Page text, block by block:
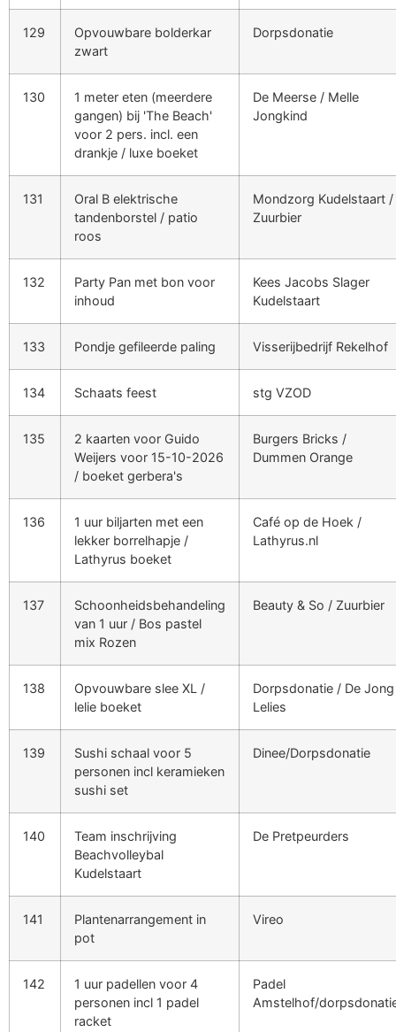
129
Opvouwbare bolderkar
zwart
Dorpsdonatie
130
1 meter eten (meerdere
gangen) bij 'The Beach'
voor 2 pers. incl. een
drankje / luxe boeket
De Meerse / Melle
Jongkind
131
Oral B elektrische
tandenborstel / patio
roos
Mondzorg Kudelstaart /
Zuurbier
132
Party Pan met bon voor
inhoud
Kees Jacobs Slager
Kudelstaart
133 Pondje gefileerde paling Visserijbedrijf Rekelhof
134 Schaats feest stg VZOD
135
2 kaarten voor Guido
Weijers voor 15-10-2026
/ boeket gerbera's
Burgers Bricks /
Dummen Orange
136
1 uur biljarten met een
lekker borrelhapje /
Lathyrus boeket
Café op de Hoek /
Lathyrus.nl
137
Schoonheidsbehandeling
van 1 uur / Bos pastel
mix Rozen
Beauty & So / Zuurbier
138
Opvouwbare slee XL /
lelie boeket
Dorpsdonatie / De Jong
Lelies
139
Sushi schaal voor 5
personen incl keramieken
sushi set
Dinee/Dorpsdonatie
140
Team inschrijving
Beachvolleybal
Kudelstaart
De Pretpeurders
141
Plantenarrangement in
pot
Vireo
142
1 uur padellen voor 4
personen incl 1 padel
racket
Padel
Amstelhof/